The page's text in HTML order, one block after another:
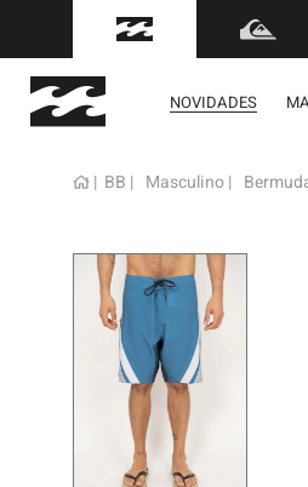
NOVIDADES
BB Masculino